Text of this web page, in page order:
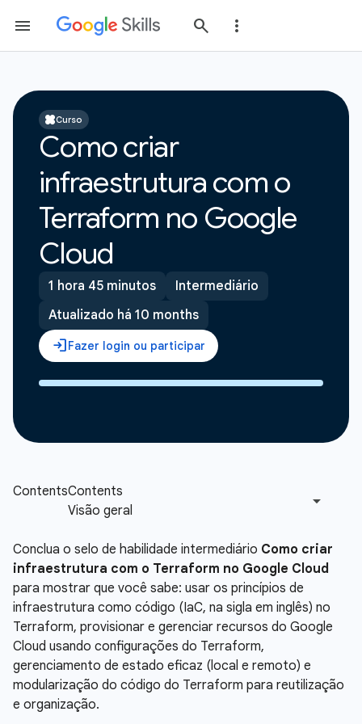
Curso
Como criar
infraestrutura com o
Terraform no Google
Cloud
1 hora 45 minutos
Intermediário
Atualizado há 10 months
Conclua o selo de habilidade intermediário Como criar
infraestrutura com o Terraform no Google Cloud
para mostrar que você sabe: usar os princípios de
infraestrutura como código (IaC, na sigla em inglês) no
Terraform, provisionar e gerenciar recursos do Google
Cloud usando configurações do Terraform,
gerenciamento de estado eficaz (local e remoto) e
modularização do código do Terraform para reutilização
e organização.